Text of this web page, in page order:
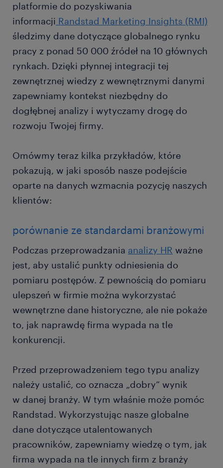
platformie do pozyskiwania
informacji Randstad Marketing Insights (RMI)
śledzimy dane dotyczące globalnego rynku
pracy z ponad 50 000 źródeł na 10 głównych
rynkach. Dzięki płynnej integracji tej
zewnętrznej wiedzy z wewnętrznymi danymi
zapewniamy kontekst niezbędny do
dogłębnej analizy i wytyczamy drogę do
rozwoju Twojej firmy.
Omówmy teraz kilka przykładów, które
pokazują, w jaki sposób nasze podejście
oparte na danych wzmacnia pozycję naszych
klientów:
porównanie ze standardami branżowymi
Podczas przeprowadzania analizy HR ważne
jest, aby ustalić punkty odniesienia do
pomiaru postępów. Z pewnością do pomiaru
ulepszeń w firmie można wykorzystać
wewnętrzne dane historyczne, ale nie pokaże
to, jak naprawdę firma wypada na tle
konkurencji.
Przed przeprowadzeniem tego typu analizy
należy ustalić, co oznacza „dobry” wynik
w danej branży. W tym właśnie może pomóc
Randstad. Wykorzystując nasze globalne
dane dotyczące utalentowanych
pracowników, zapewniamy wiedzę o tym, jak
firma wypada na tle innych firm z branży